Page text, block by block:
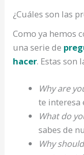
¿Cuáles son las
Como ya hemos
una serie de
hacer. Estas son
Why are
te interesa
What do
sabes de
Why